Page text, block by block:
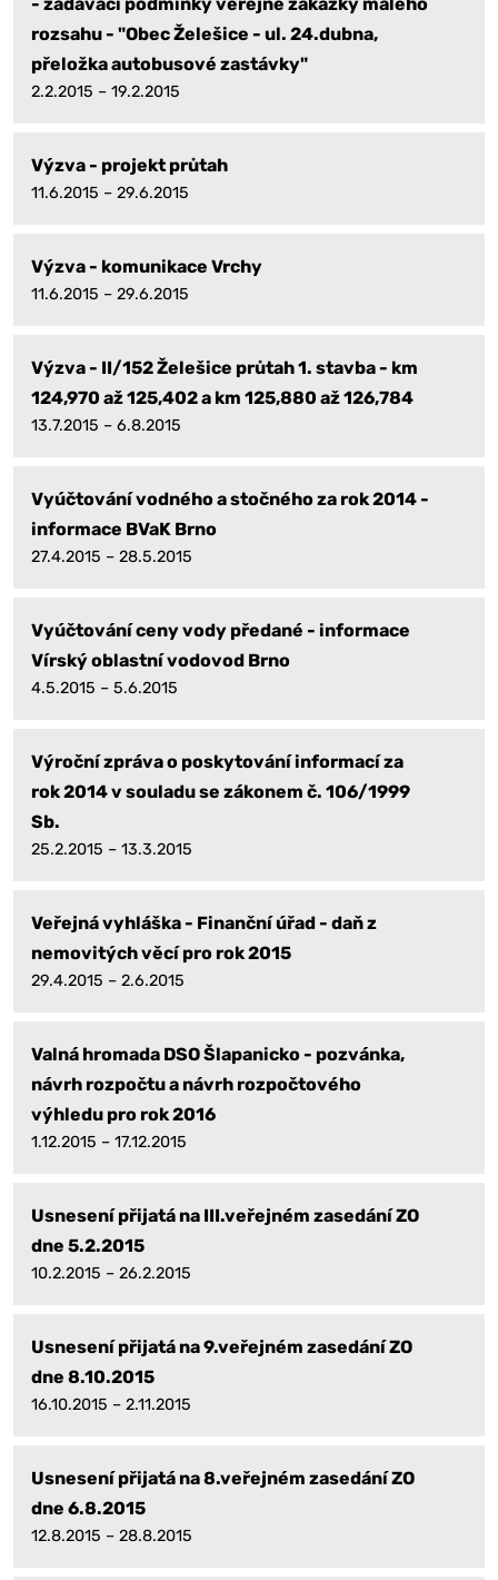
rozsahu - "Obec Želešice - ul. 24.dubna,
přeložka autobusové zastávky"
2.2.2015 – 19.2.2015
Výzva - projekt průtah
11.6.2015 – 29.6.2015
Výzva - komunikace Vrchy
11.6.2015 – 29.6.2015
Výzva - II/152 Želešice průtah 1. stavba - km
124,970 až 125,402 a km 125,880 až 126,784
13.7.2015 – 6.8.2015
Vyúčtování vodného a stočného za rok 2014 -
informace BVaK Brno
27.4.2015 – 28.5.2015
Vyúčtování ceny vody předané - informace
Vírský oblastní vodovod Brno
4.5.2015 – 5.6.2015
Výroční zpráva o poskytování informací za
rok 2014 v souladu se zákonem č. 106/1999
Sb.
25.2.2015 – 13.3.2015
Veřejná vyhláška - Finanční úřad - daň z
nemovitých věcí pro rok 2015
29.4.2015 – 2.6.2015
Valná hromada DSO Šlapanicko - pozvánka,
návrh rozpočtu a návrh rozpočtového
výhledu pro rok 2016
1.12.2015 – 17.12.2015
Usnesení přijatá na III.veřejném zasedání ZO
dne 5.2.2015
10.2.2015 – 26.2.2015
Usnesení přijatá na 9.veřejném zasedání ZO
dne 8.10.2015
16.10.2015 – 2.11.2015
Usnesení přijatá na 8.veřejném zasedání ZO
dne 6.8.2015
12.8.2015 – 28.8.2015